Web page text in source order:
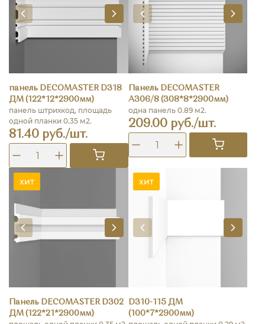
панель DECOMASTER D318
ДМ (122*12*2900мм)
панель штрихкод, площадь
одной планки 0.35 м2.
81.40 руб./шт.
Панель DECOMASTER
A306/8 (308*8*2900мм)
одна панель 0.89 м2.
209.00 руб./шт.
хит
Панель DECOMASTER D302
ДМ (122*21*2900мм)
хит
D310-115 ДМ
(100*7*2900мм)